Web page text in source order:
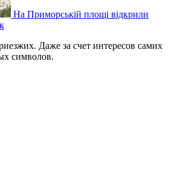
На Приморській площі відкрили
Даже за счет интересов самих
символов.